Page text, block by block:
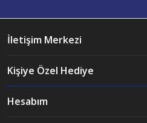
İletişim Merkezi
Kişiye Özel Hediye
Hesabım